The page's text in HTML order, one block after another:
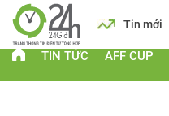
Lịch Tin mới
TIN TỨC AFF CUP